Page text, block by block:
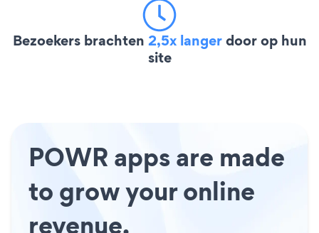
Bezoekers brachten 2,5x langerdoor op hun
site
POWR apps are made
to grow your online
revenue.